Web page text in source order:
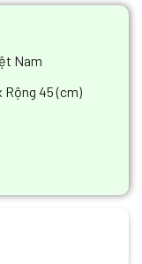
Nam
Rộng 45 (cm)